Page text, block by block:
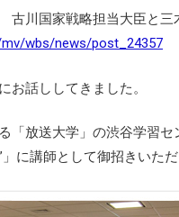
川国家戦略担当大臣と三
wbs/news/post_24357
お話ししてきました。
「放送大学」の渋谷学習
に講師として御招きいただ